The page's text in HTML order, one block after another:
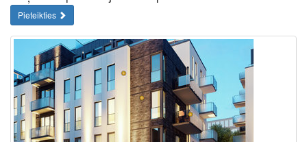
Pieteikties